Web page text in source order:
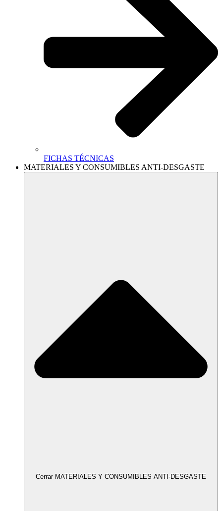
FICHAS TÉCNICAS
MATERIALES Y CONSUMIBLES ANTI-DESGASTE
Cerrar MATERIALES Y CONSUMIBLES ANTI-DESGASTE